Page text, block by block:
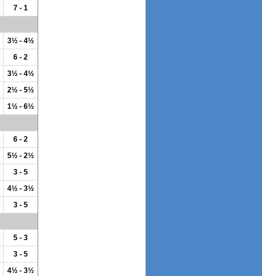
7 - 1
3½ - 4½
6 - 2
3½ - 4½
2½ - 5½
1½ - 6½
6 - 2
5½ - 2½
3 - 5
4½ - 3½
3 - 5
5 - 3
3 - 5
4½ - 3½